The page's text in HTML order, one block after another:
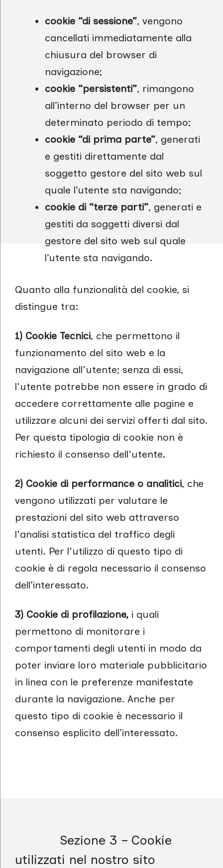
cookie “di sessione”, vengono
cancellati immediatamente alla
chiusura del browser di
navigazione;
cookie “persistenti”, rimangono
all’interno del browser per un
determinato periodo di tempo;
cookie “di prima parte”, generati
e gestiti direttamente dal
soggetto gestore del sito web sul
quale l’utente sta navigando;
cookie di “terze parti”, generati e
gestiti da soggetti diversi dal
gestore del sito web sul quale
l’utente sta navigando.
Quanto alla funzionalità del cookie, si
distingue tra:
1) Cookie Tecnici, che permettono il
funzionamento del sito web e la
navigazione all'utente; senza di essi,
l'utente potrebbe non essere in grado di
accedere correttamente alle pagine e
utilizzare alcuni dei servizi offerti dal sito.
Per questa tipologia di cookie non è
richiesto il consenso dell'utente.
2) Cookie di performance o analitici, che
vengono utilizzati per valutare le
prestazioni del sito web attraverso
l'analisi statistica del traffico degli
utenti. Per l'utilizzo di questo tipo di
cookie è di regola necessario il consenso
dell’interessato.
3) Cookie di profilazione, i quali
permettono di monitorare i
comportamenti degli utenti in modo da
poter inviare loro materiale pubblicitario
in linea con le preferenze manifestate
durante la navigazione. Anche per
questo tipo di cookie è necessario il
consenso esplicito dell’interessato.
Sezione 3 – Cookie
utilizzati nel nostro sito